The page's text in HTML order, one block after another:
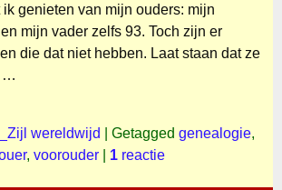
genieten van mijn ouders: mijn
mijn vader zelfs 93. Toch zijn er
die dat niet hebben. Laat staan dat ze
…
wereldwijd Getagged genealogie,
, voorouder| 1reactie